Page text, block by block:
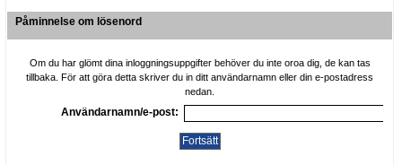
Påminnelse om lösenord
Om du har glömt dina inloggningsuppgifter behöver du inte oroa dig, de kan tas
tillbaka. För att göra detta skriver du in ditt användarnamn eller din e-postadress
nedan.
Användarnamn/e-post: